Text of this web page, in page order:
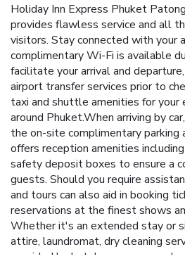
Holiday Inn Express Phuket
provides flawless service and all
visitors. Stay connected with your
complimentary Wi-Fi is available
facilitate your arrival and
airport transfer services prior to
taxi and shuttle amenities for your
around Phuket.When arriving by
the on-site complimentary
offers reception amenities
safety deposit boxes to ensure a
guests. Should you require
and tours can also aid in booking
reservations at the finest shows
Whether it's an extended stay or
attire, laundromat, dry cleaning
provided by hotel ensures your